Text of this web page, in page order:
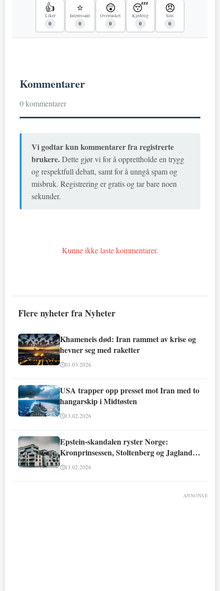
👍
Liker
0
⭐
Interessant
0
😲
Overrasket
0
😴
Kjedelig
0
😠
Sint
0
Kommentarer
0 kommentarer
Vi godtar kun kommentarer fra registrerte
brukere.Dette gjør vi for å opprettholde en trygg
og respektfull debatt, samt for å unngå spam og
misbruk. Registrering er gratis og tar bare noen
sekunder.
Kunne ikke laste kommentarer.
Flere nyheter fra Nyheter
Khameneis død: Iran rammet av krise og
hevner seg med raketter
01.03.2026
USA trapper opp presset mot Iran med to
hangarskip i Midtøsten
13.02.2026
Epstein-skandalen ryster Norge:
Kronprinsessen, Stoltenberg og Jagland
involvert
13.02.2026
ANNONSE